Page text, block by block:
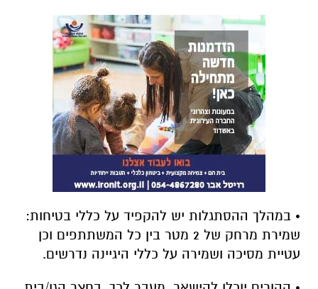
• במהלך ההסתגלות יש להקפיד על כללי בטיחות:
שמירת מרחק של 2 מטר בין כל המשתתפים וכן
עטיית מסיכה ושמירה על כללי היגיינה נדרשים.